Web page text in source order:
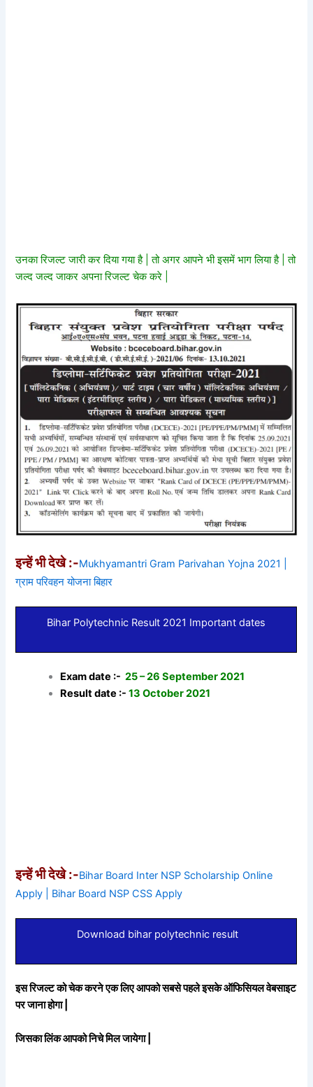
उनका रिजल्ट जारी कर दिया गया है | तो अगर आपने भी इसमें भाग लिया है | तो
जल्द जल्द जाकर अपना रिजल्ट चेक करे |
इन्हें भी देखे :-Mukhyamantri Gram Parivahan Yojna 2021 |
ग्राम परिवहन योजना बिहार
Bihar Polytechnic Result 2021 Important dates
Exam date :-25 – 26 September 2021
Result date :-13 October 2021
इन्हें भी देखे :-Bihar Board Inter NSP Scholarship Online
Apply | Bihar Board NSP CSS Apply
Download bihar polytechnic result
इस रिजल्ट को चेक करने एक लिए आपको सबसे पहले इसके ऑफिसियल वेबसाइट
पर जाना होगा |
जिसका लिंक आपको निचे मिल जायेगा |